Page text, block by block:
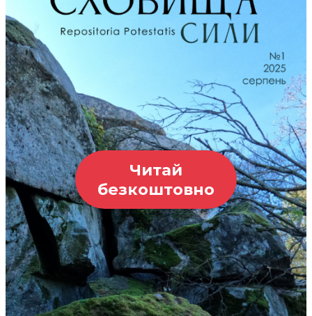
Читай
безкоштовно